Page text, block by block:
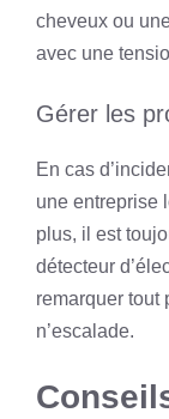
cheveux ou
avec une
Gérer les
En cas
une entreprise
plus, il est
détecteur
remarquer tout
n’escalade.